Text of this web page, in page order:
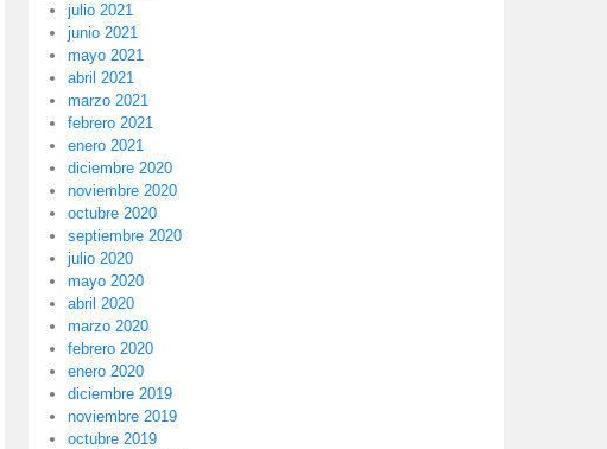
julio 2021
junio 2021
mayo 2021
abril 2021
marzo 2021
febrero 2021
enero 2021
diciembre 2020
noviembre 2020
octubre 2020
septiembre 2020
julio 2020
mayo 2020
abril 2020
marzo 2020
febrero 2020
enero 2020
diciembre 2019
noviembre 2019
octubre 2019